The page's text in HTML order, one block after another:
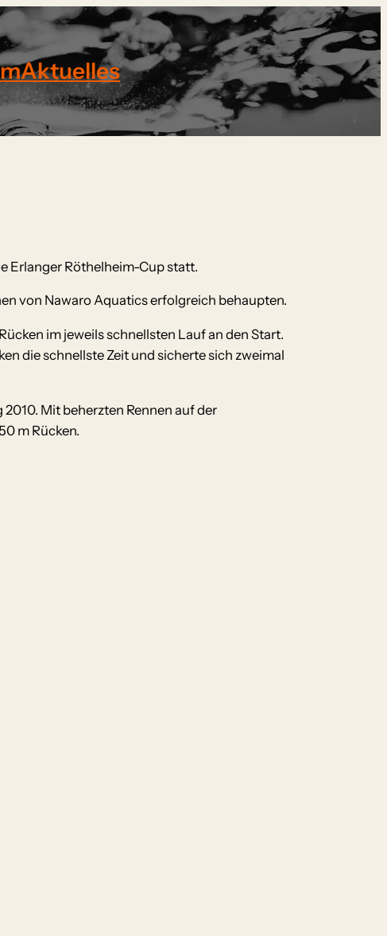
Aktuelles
Erlanger Röthelheim-Cup statt.
von Nawaro Aquatics erfolgreich behaupten.
im jeweils schnellsten Lauf an den Start.
die schnellste Zeit und sicherte sich zweimal
Mit beherzten Rennen auf der
m Rücken.